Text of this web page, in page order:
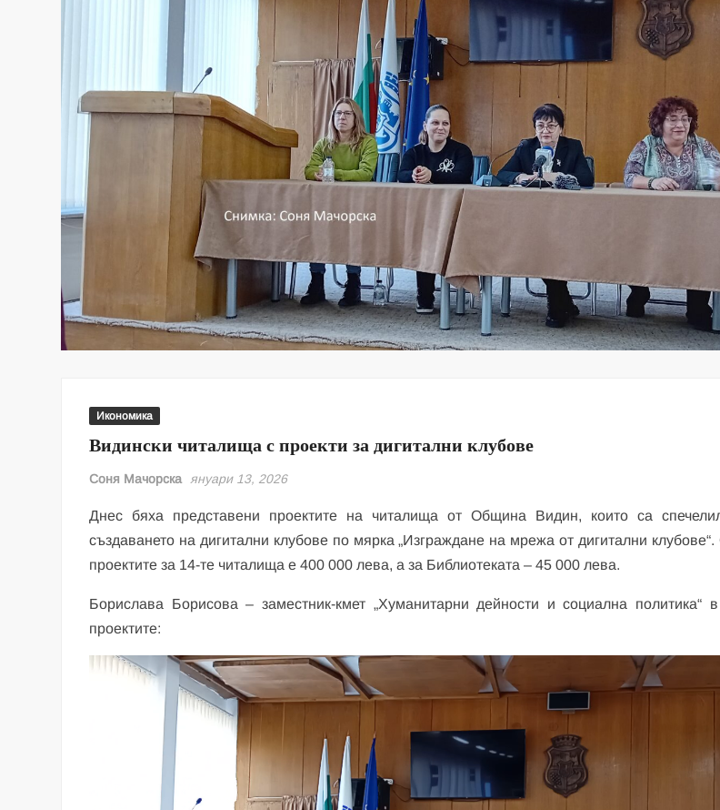
Икономика
Видински читалища с проекти за дигитални клубове
Соня Мачорска януари 13, 2026
Днес бяха представени проектите на читалища от Община Видин, които са
създаването на дигитални клубове по мярка „Изграждане на мрежа от дигитални
проектите за 14-те читалища е 400 000 лева, а за Библиотеката – 45 000 лева.
Борислава Борисова – заместник-кмет „Хуманитарни дейности и социална
проектите:
Видео